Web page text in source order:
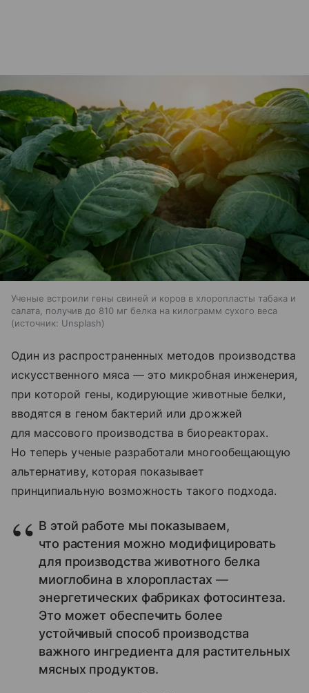
Ученые встроили гены свиней и коров в хлоропласты табака и
салата, получив до 810 мг белка на килограмм сухого веса
источник: Unsplash
Один из распространенных методов производства
искусственного мяса — это микробная инженерия,
при которой гены, кодирующие животные белки,
вводятся в геном бактерий или дрожжей
для массового производства в биореакторах.
Но теперь ученые разработали многообещающую
альтернативу, которая показывает
принципиальную возможность такого подхода.
В этой работе мы показываем,
что растения можно модифицировать
для производства животного белка
миоглобина в хлоропластах —
энергетических фабриках фотосинтеза.
Это может обеспечить более
устойчивый способ производства
важного ингредиента для растительных
мясных продуктов.